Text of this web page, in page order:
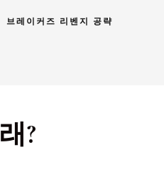
브레이커즈 리벤지 공략
?